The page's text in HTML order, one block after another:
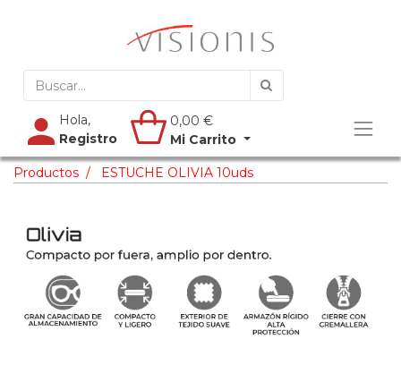
Hola,
Registro
0,00 €
Mi Carrito
Productos ESTUCHE OLIVIA 10uds